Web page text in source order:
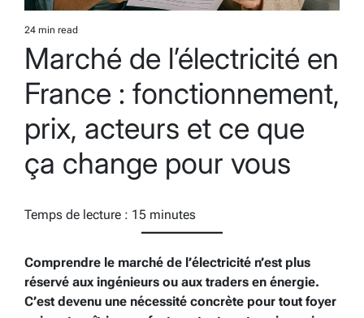
Estimated
read
time
24 min read
Marché de l’électricité en
France : fonctionnement,
prix, acteurs et ce que
ça change pour vous
Temps de lecture : 15 minutes
Comprendre le marché de l’électricité n’est plus
réservé aux ingénieurs ou aux traders en énergie.
C’est devenu une nécessité concrète pour tout foyer